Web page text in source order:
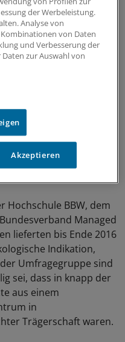
sowohl
vertreten. Die
Versorgung,
Facharztterminen
für die Patienten im
Das geht aus
zur
Hochschule BBW, dem
Managed
lieferten bis Ende 2016
Indikation,
Umfragegruppe sind
sei, dass in knapp der
aus einem
in
Trägerschaft waren.
der Werbeleistung.
Analyse von
von Daten
und Verbesserung der
zur Auswahl von
Akzeptieren